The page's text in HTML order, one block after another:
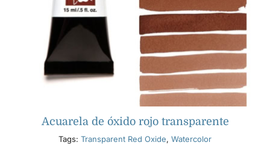
Acuarela de óxido rojo transparente
Tags: Transparent Red Oxide, Watercolor